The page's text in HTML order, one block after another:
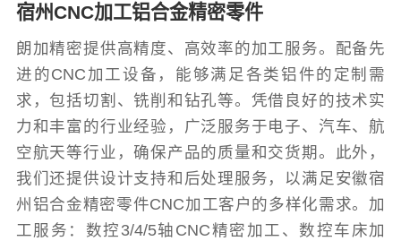
宿州CNC加工铝合金精密零件
朗加精密提供高精度、高效率的加工服务。配备先
进的CNC加工设备，能够满足各类铝件的定制需
求，包括切割、铣削和钻孔等。凭借良好的技术实
力和丰富的行业经验，广泛服务于电子、汽车、航
空航天等行业，确保产品的质量和交货期。此外，
我们还提供设计支持和后处理服务，以满足安徽宿
州铝合金精密零件CNC加工客户的多样化需求。加
工服务：数控3/4/5轴CNC精密加工、数控车床加